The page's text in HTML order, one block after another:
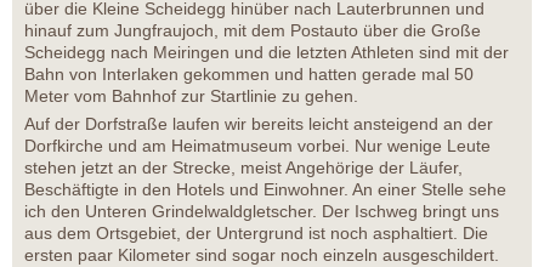
über die Kleine Scheidegg hinüber nach Lauterbrunnen und
hinauf zum Jungfraujoch, mit dem Postauto über die Große
Scheidegg nach Meiringen und die letzten Athleten sind mit der
Bahn von Interlaken gekommen und hatten gerade mal 50
Meter vom Bahnhof zur Startlinie zu gehen.
Auf der Dorfstraße laufen wir bereits leicht ansteigend an der
Dorfkirche und am Heimatmuseum vorbei. Nur wenige Leute
stehen jetzt an der Strecke, meist Angehörige der Läufer,
Beschäftigte in den Hotels und Einwohner. An einer Stelle sehe
ich den Unteren Grindelwaldgletscher. Der Ischweg bringt uns
aus dem Ortsgebiet, der Untergrund ist noch asphaltiert. Die
ersten paar Kilometer sind sogar noch einzeln ausgeschildert.